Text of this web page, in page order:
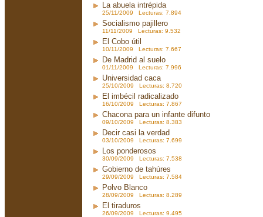
La abuela intrépida
25/11/2009 Lecturas: 7.894
Socialismo pajillero
11/11/2009 Lecturas: 9.532
El Cobo útil
10/11/2009 Lecturas: 7.667
De Madrid al suelo
01/11/2009 Lecturas: 7.996
Universidad caca
25/10/2009 Lecturas: 8.720
El imbécil radicalizado
16/10/2009 Lecturas: 7.867
Chacona para un infante difunto
09/10/2009 Lecturas: 8.383
Decir casi la verdad
03/10/2009 Lecturas: 7.699
Los ponderosos
30/09/2009 Lecturas: 7.538
Gobierno de tahúres
29/09/2009 Lecturas: 7.584
Polvo Blanco
28/09/2009 Lecturas: 8.289
El tiraduros
26/09/2009 Lecturas: 9.495